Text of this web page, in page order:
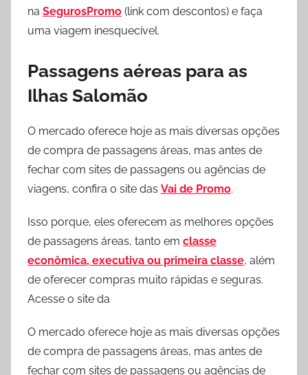
na SegurosPromo (link com descontos) e faça
uma viagem inesquecível.
Passagens aéreas para as
Ilhas Salomão
O mercado oferece hoje as mais diversas opções
de compra de passagens áreas, mas antes de
fechar com sites de passagens ou agências de
viagens, confira o site das Vai de Promo.
Isso porque, eles oferecem as melhores opções
de passagens áreas, tanto em classe
econômica, executiva ou primeira classe, além
de oferecer compras muito rápidas e seguras.
Acesse o site da
O mercado oferece hoje as mais diversas opções
de compra de passagens áreas, mas antes de
fechar com sites de passagens ou agências de